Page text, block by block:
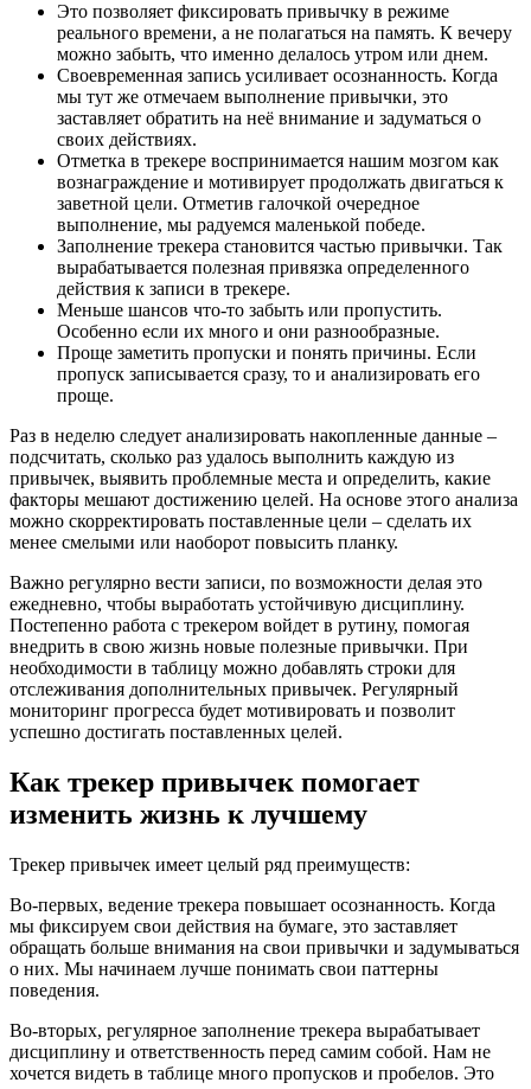
Это позволяет фиксировать привычку в режиме
реального времени, а не полагаться на память. К вечеру
можно забыть, что именно делалось утром или днем.
Своевременная запись усиливает осознанность. Когда
мы тут же отмечаем выполнение привычки, это
заставляет обратить на неё внимание и задуматься о
своих действиях.
Отметка в трекере воспринимается нашим мозгом как
вознаграждение и мотивирует продолжать двигаться к
заветной цели. Отметив галочкой очередное
выполнение, мы радуемся маленькой победе.
Заполнение трекера становится частью привычки. Так
вырабатывается полезная привязка определенного
действия к записи в трекере.
Меньше шансов что-то забыть или пропустить.
Особенно если их много и они разнообразные.
Проще заметить пропуски и понять причины. Если
пропуск записывается сразу, то и анализировать его
проще.
Раз в неделю следует анализировать накопленные данные –
подсчитать, сколько раз удалось выполнить каждую из
привычек, выявить проблемные места и определить, какие
факторы мешают достижению целей. На основе этого анализа
можно скорректировать поставленные цели – сделать их
менее смелыми или наоборот повысить планку.
Важно регулярно вести записи, по возможности делая это
ежедневно, чтобы выработать устойчивую дисциплину.
Постепенно работа с трекером войдет в рутину, помогая
внедрить в свою жизнь новые полезные привычки. При
необходимости в таблицу можно добавлять строки для
отслеживания дополнительных привычек. Регулярный
мониторинг прогресса будет мотивировать и позволит
успешно достигать поставленных целей.
Как трекер привычек помогает
изменить жизнь к лучшему
Трекер привычек имеет целый ряд преимуществ:
Во-первых, ведение трекера повышает осознанность. Когда
мы фиксируем свои действия на бумаге, это заставляет
обращать больше внимания на свои привычки и задумываться
о них. Мы начинаем лучше понимать свои паттерны
поведения.
Во-вторых, регулярное заполнение трекера вырабатывает
дисциплину и ответственность перед самим собой. Нам не
хочется видеть в таблице много пропусков и пробелов. Это